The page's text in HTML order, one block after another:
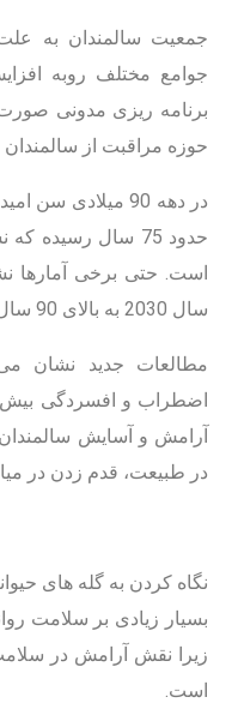
جمعیت سالمندان به
جوامع مختلف روبه
برنامه ریزی مدونی صورت
حوزه مراقبت از سالمندان
حدود 75 سال
است. حتی برخی آمارها
سال 2030 به بالای 90 سال می رسد.
مطالعات جدید نشان
اضطراب و افسردگی
آرامش و آسایش سالمندان
در طبیعت، قدم زدن در
نگاه کردن به گله های
بسیار زیادی بر سلامت
زیرا نقش آرامش در
است.